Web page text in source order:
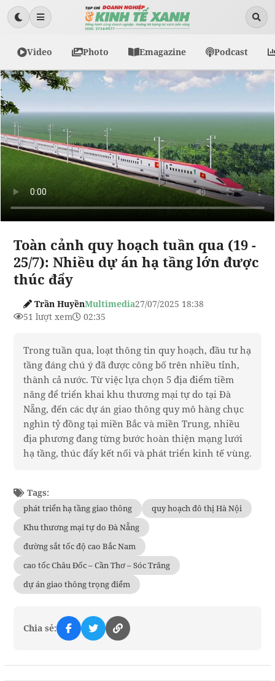
Video Photo Emagazine Podcast
Toàn cảnh quy hoạch tuần qua (19 -
25/7): Nhiều dự án hạ tầng lớn được
thúc đẩy
Trần HuyềnMultimedia27/07/2025 18:38
51 lượt xem
02:35
Trong tuần qua, loạt thông tin quy hoạch, đầu tư hạ
tầng đáng chú ý đã được công bố trên nhiều tỉnh,
thành cả nước. Từ việc lựa chọn 5 địa điểm tiềm
năng để triển khai khu thương mại tự do tại Đà
Nẵng, đến các dự án giao thông quy mô hàng chục
nghìn tỷ đồng tại miền Bắc và miền Trung, nhiều
địa phương đang từng bước hoàn thiện mạng lưới
hạ tầng, thúc đẩy kết nối và phát triển kinh tế vùng.
Tags:
phát triển hạ tầng giao thông
quy hoạch đô thị Hà Nội
Khu thương mại tự do Đà Nẵng
đường sắt tốc độ cao Bắc Nam
cao tốc Châu Đốc – Cần Thơ – Sóc Trăng
dự án giao thông trọng điểm
Chia sẻ: